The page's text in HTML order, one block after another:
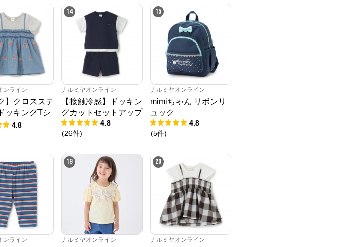
ンライン
】クロスステ
ッキングTシ
4.8
14
ナルミヤオンライン
【接触冷感】ドッキン
グカットセットアップ
4.8
(26件)
15
ナルミヤオンライン
mimiちゃん リボンリ
ュック
4.8
(5件)
ンライン
19
ナルミヤオンライン
20
ナルミヤオンライン
式ECサイト
イトが開きます
イン からのコメント
プ。人気子供服メゾピアノ、プティマイ
等、全ブランド、全商品をご覧いただけま